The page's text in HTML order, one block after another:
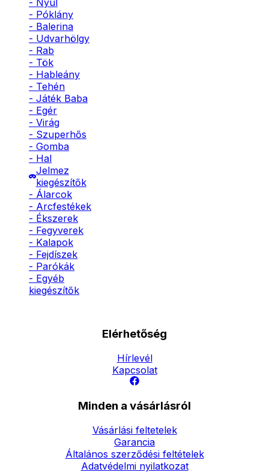
- Nyúl
- Póklány
- Balerina
- Udvarhölgy
- Rab
- Tök
- Hableány
- Tehén
- Játék Baba
- Egér
- Virág
- Szuperhős
- Gomba
- Hal
Jelmez
kiegészítők
- Álarcok
- Arcfestékek
- Ékszerek
- Fegyverek
- Kalapok
- Fejdíszek
- Parókák
- Egyéb
kiegészítők
Elérhetőség
Hírlevél
Kapcsolat
Minden a vásárlásról
Vásárlási feltetelek
Garancia
Általános szerződési feltételek
Adatvédelmi nyilatkozat